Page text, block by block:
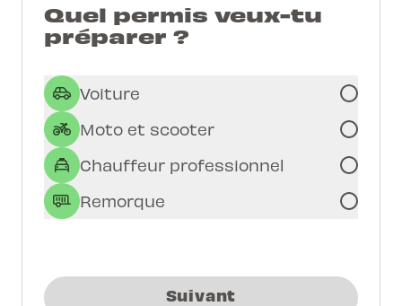
Quel permis veux-tu
préparer ?
Voiture
Moto et scooter
Chauffeur professionnel
Remorque
Suivant